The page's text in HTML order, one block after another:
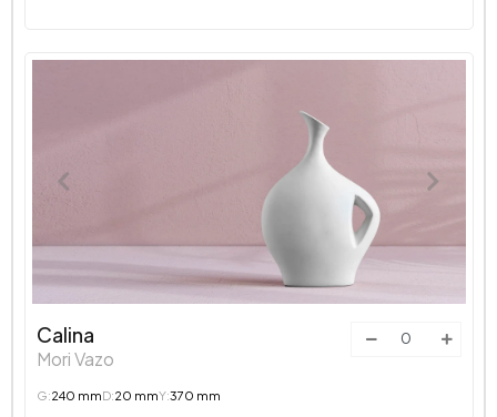
Calina
Mori Vazo
G:240 mmD:20 mmY:370 mm